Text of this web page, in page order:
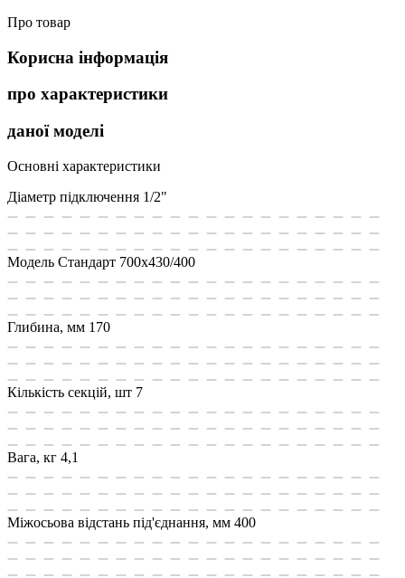
Про товар
Корисна інформація
про характеристики
даної моделі
Основні характеристики
Діаметр підключення 1/2"
Модель Стандарт 700х430/400
Глибина, мм 170
Кількість секцій, шт 7
Вага, кг 4,1
Міжосьова відстань під'єднання, мм 400